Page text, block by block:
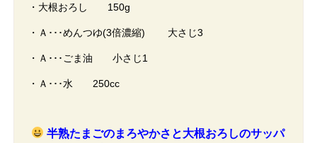
・大根おろし 150g
・Ａ･･･めんつゆ(3倍濃縮) 大さじ3
・Ａ･･･ごま油 小さじ1
・Ａ･･･水 250cc
半熟たまごのまろやかさと大根おろしのサッパ